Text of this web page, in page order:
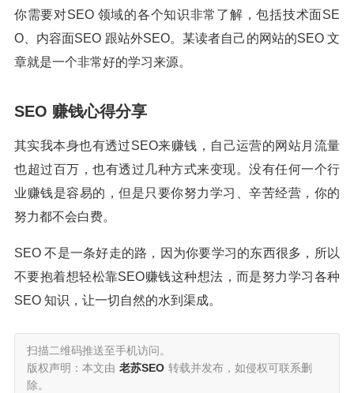
你需要对SEO 领域的各个知识非常了解，包括技术面SE
O、内容面SEO 跟站外SEO。某读者自己的网站的SEO 文
章就是一个非常好的学习来源。
SEO 赚钱心得分享
其实我本身也有透过SEO来赚钱，自己运营的网站月流量
也超过百万，也有透过几种方式来变现。没有任何一个行
业赚钱是容易的，但是只要你努力学习、辛苦经营，你的
努力都不会白费。
SEO 不是一条好走的路，因为你要学习的东西很多，所以
不要抱着想轻松靠SEO赚钱这种想法，而是努力学习各种
SEO 知识，让一切自然的水到渠成。
扫描二维码推送至手机访问。
版权声明：本文由 老苏SEO 转载并发布，如侵权可联系删
除。